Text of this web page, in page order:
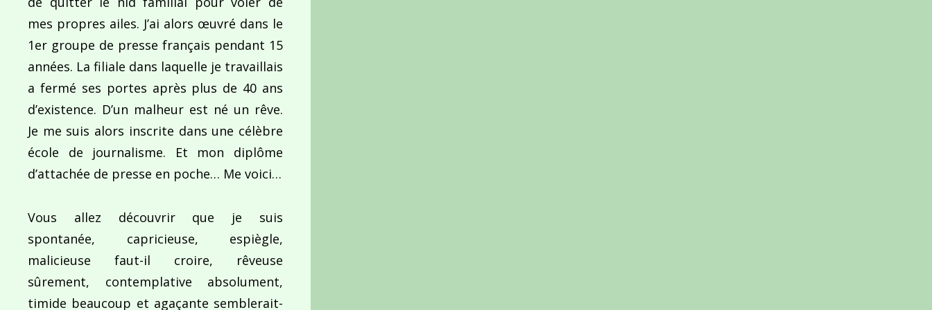
mes propres ailes. J’ai alors œuvré dans le
1er groupe de presse français pendant 15
années. La filiale dans laquelle je travaillais
a fermé ses portes après plus de 40 ans
d’existence. D’un malheur est né un rêve.
Je me suis alors inscrite dans une célèbre
école de journalisme. Et mon diplôme
d’attachée de presse en poche… Me voici…
Vous allez découvrir que je suis
spontanée, capricieuse, espiègle,
malicieuse faut-il croire, rêveuse
sûrement, contemplative absolument,
timide beaucoup et agaçante semblerait-